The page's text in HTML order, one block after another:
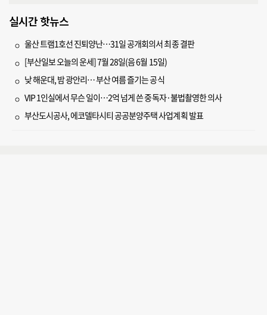
실시간 핫뉴스
울산 트램1호선 진퇴양난…31일 공개회의서 최종 결판
[부산일보 오늘의 운세] 7월 28일(음 6월 15일)
낮 해운대, 밤 광안리… 부산 여름 즐기는 공식
VIP 1인실에서 무슨 일이…2억 넘게 쓴 중독자·불법촬영한 의사
부산도시공사, 에코델타시티 공공분양주택 사업계획 발표